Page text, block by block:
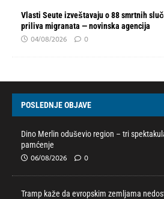
Vlasti Seute izveštavaju o 88 smrtnih
priliva migranata — novinska agencija
04/08/2026 0
POSLEDNJE OBJAVE
Dino Merlin oduševio region – tri
pamćenje
06/08/2026 0
Tramp kaže da evropskim zemljama